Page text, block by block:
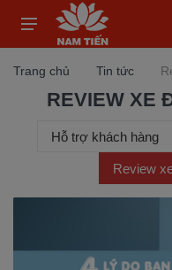
Trang chủ Tin tức
REVIEW XE
Hỗ trợ khách hàng
Review